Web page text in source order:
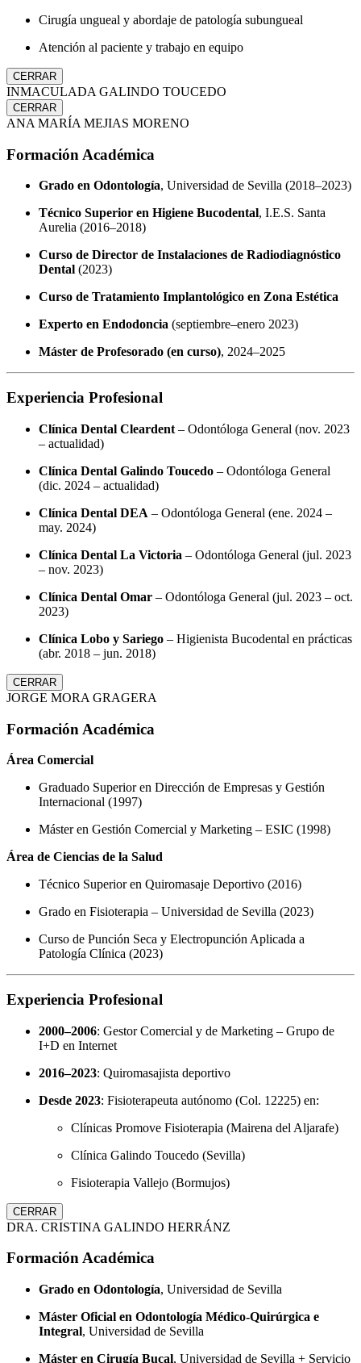
Cirugía ungueal y abordaje de patología subungueal
Atención al paciente y trabajo en equipo
CERRAR
INMACULADA GALINDO TOUCEDO
CERRAR
ANA MARÍA MEJIAS MORENO
Formación Académica
Grado en Odontología, Universidad de Sevilla (2018–2023)
Técnico Superior en Higiene Bucodental, I.E.S. Santa
Aurelia (2016–2018)
Curso de Director de Instalaciones de Radiodiagnóstico
Dental (2023)
Curso de Tratamiento Implantológico en Zona Estética
Experto en Endodoncia (septiembre–enero 2023)
Máster de Profesorado (en curso), 2024–2025
Experiencia Profesional
Clínica Dental Cleardent – Odontóloga General (nov. 2023
– actualidad)
Clínica Dental Galindo Toucedo – Odontóloga General
(dic. 2024 – actualidad)
Clínica Dental DEA – Odontóloga General (ene. 2024 –
may. 2024)
Clínica Dental La Victoria – Odontóloga General (jul. 2023
– nov. 2023)
Clínica Dental Omar – Odontóloga General (jul. 2023 – oct.
2023)
Clínica Lobo y Sariego – Higienista Bucodental en prácticas
(abr. 2018 – jun. 2018)
CERRAR
JORGE MORA GRAGERA
Formación Académica
Área Comercial
Graduado Superior en Dirección de Empresas y Gestión
Internacional (1997)
Máster en Gestión Comercial y Marketing – ESIC (1998)
Área de Ciencias de la Salud
Técnico Superior en Quiromasaje Deportivo (2016)
Grado en Fisioterapia – Universidad de Sevilla (2023)
Curso de Punción Seca y Electropunción Aplicada a
Patología Clínica (2023)
Experiencia Profesional
2000–2006: Gestor Comercial y de Marketing – Grupo de
I+D en Internet
2016–2023: Quiromasajista deportivo
Desde 2023: Fisioterapeuta autónomo (Col. 12225) en:
Clínicas Promove Fisioterapia (Mairena del Aljarafe)
Clínica Galindo Toucedo (Sevilla)
Fisioterapia Vallejo (Bormujos)
CERRAR
DRA. CRISTINA GALINDO HERRÁNZ
Formación Académica
Grado en Odontología, Universidad de Sevilla
Máster Oficial en Odontología Médico-Quirúrgica e
Integral, Universidad de Sevilla
Máster en Cirugía Bucal, Universidad de Sevilla + Servicio